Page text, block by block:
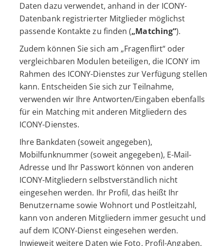
Daten dazu verwendet, anhand in der ICONY-
Datenbank registrierter Mitglieder möglichst
passende Kontakte zu finden („Matching“).
Zudem können Sie sich am „Fragenflirt“ oder
vergleichbaren Modulen beteiligen, die ICONY im
Rahmen des ICONY-Dienstes zur Verfügung stellen
kann. Entscheiden Sie sich zur Teilnahme,
verwenden wir Ihre Antworten/Eingaben ebenfalls
für ein Matching mit anderen Mitgliedern des
ICONY-Dienstes.
Ihre Bankdaten (soweit angegeben),
Mobilfunknummer (soweit angegeben), E-Mail-
Adresse und Ihr Passwort können von anderen
ICONY-Mitgliedern selbstverständlich nicht
eingesehen werden. Ihr Profil, das heißt Ihr
Benutzername sowie Wohnort und Postleitzahl,
kann von anderen Mitgliedern immer gesucht und
auf dem ICONY-Dienst eingesehen werden.
Inwieweit weitere Daten wie Foto, Profil-Angaben,